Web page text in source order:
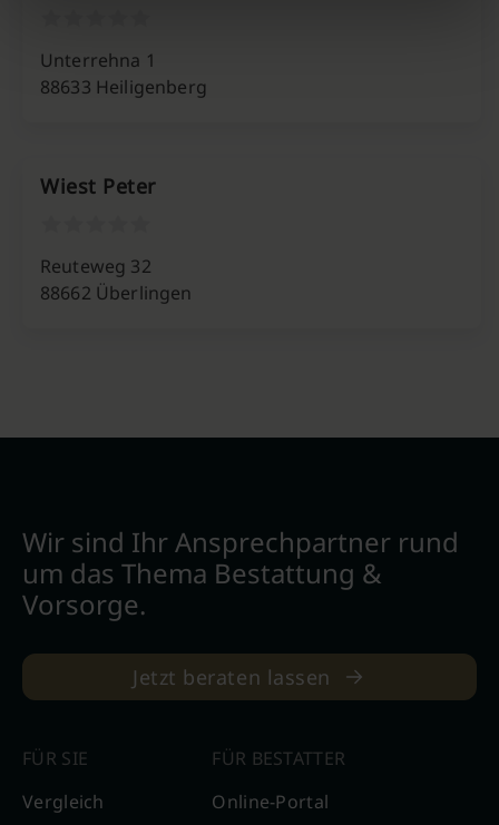
Unterrehna 1
88633 Heiligenberg
Wiest Peter
Reuteweg 32
88662 Überlingen
Wir sind Ihr Ansprechpartner rund
um das Thema Bestattung &
Vorsorge.
Jetzt beraten lassen
FÜR SIE
Vergleich
FÜR BESTATTER
Online-Portal